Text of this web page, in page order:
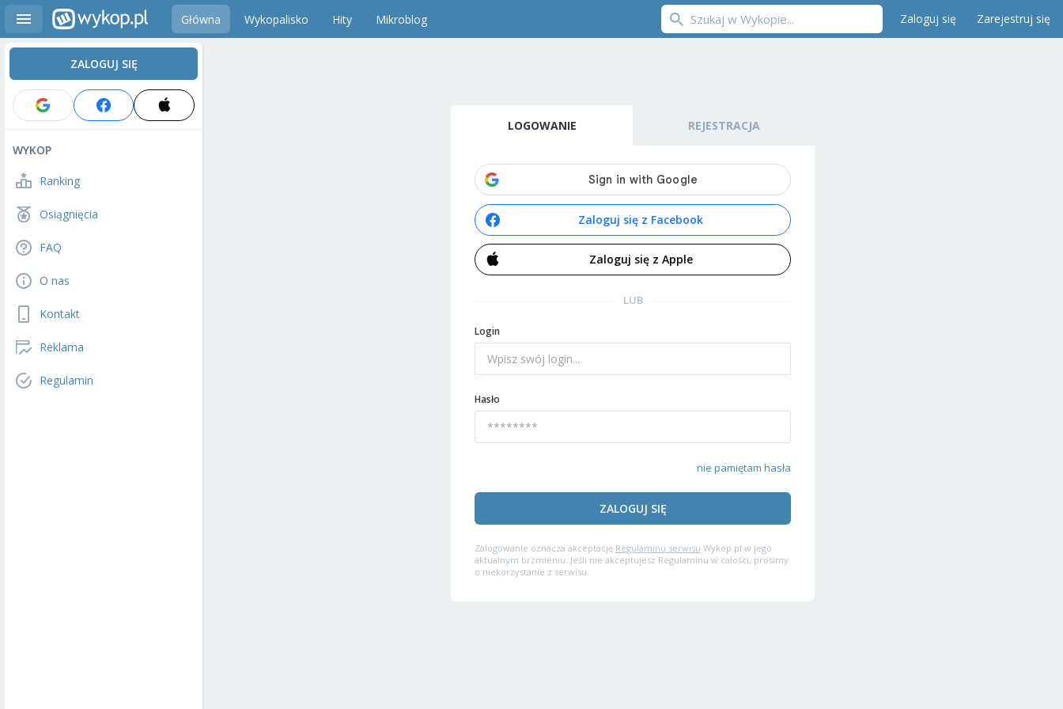
Główna Wykopalisko Hity Mikroblog Zaloguj się Zarejestruj się
ZALOGUJ SIĘ
WYKOP
Ranking
Osiągnięcia
FAQ
O nas
Kontakt
Reklama
Regulamin
LOGOWANIE REJESTRACJA
Zaloguj się z Facebook
Zaloguj się z Apple
LUB
Login
Hasło
nie pamiętam hasła
ZALOGUJ SIĘ
Zalogowanie oznacza akceptację Regulaminu serwisu Wykop.pl w jego
aktualnym brzmieniu. Jeśli nie akceptujesz Regulaminu w całości, prosimy
o niekorzystanie z serwisu.